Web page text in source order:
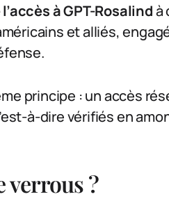
à GPT-Rosalindà
et alliés,
principe : un accès
à-dire vérifiés en
verrous ?